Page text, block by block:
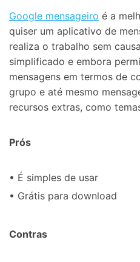
Google mensageiro é a
quiser um aplicativo de
realiza o trabalho sem
simplificado e embora
mensagens em termos de
grupo e até mesmo
recursos extras, como
Prós
• É simples de usar
• Grátis para download
Contras